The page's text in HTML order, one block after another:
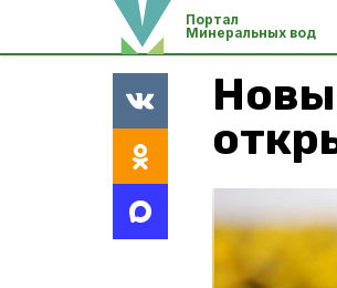
Портал
Минеральных вод